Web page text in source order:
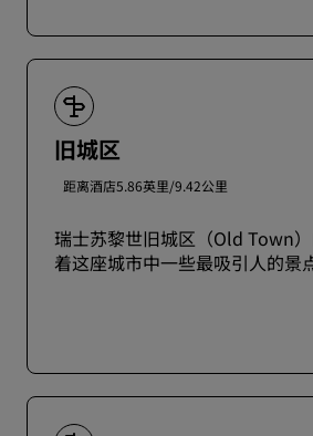
旧城区
距离酒店5.86英里/9.42公里
瑞士苏黎世旧城区（Old Town
着这座城市中一些最吸引人的景